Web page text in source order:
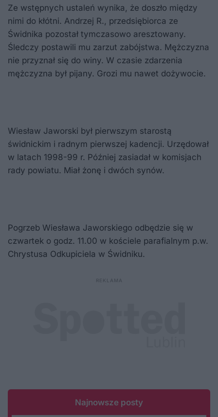
Ze wstępnych ustaleń wynika, że doszło między
nimi do kłótni. Andrzej R., przedsiębiorca ze
Świdnika pozostał tymczasowo aresztowany.
Śledczy postawili mu zarzut zabójstwa. Mężczyzna
nie przyznał się do winy. W czasie zdarzenia
mężczyzna był pijany. Grozi mu nawet dożywocie.
Wiesław Jaworski był pierwszym starostą
świdnickim i radnym pierwszej kadencji. Urzędował
w latach 1998-99 r. Później zasiadał w komisjach
rady powiatu. Miał żonę i dwóch synów.
Pogrzeb Wiesława Jaworskiego odbędzie się w
czwartek o godz. 11.00 w kościele parafialnym p.w.
Chrystusa Odkupiciela w Świdniku.
Najnowsze posty